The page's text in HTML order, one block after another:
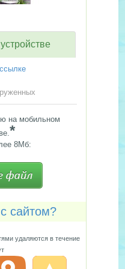
на мобильном
*
8Мб:
сайтом?
удаляются в течение